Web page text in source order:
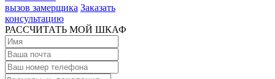
вызов замерщика Заказать
консультацию
РАССЧИТАТЬ МОЙ ШКАФ